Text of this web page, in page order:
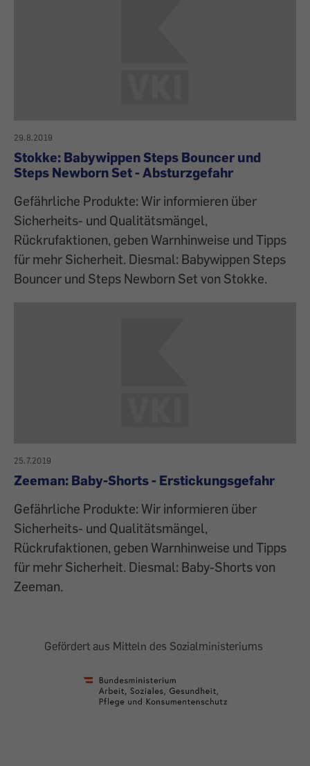
29.8.2019
Stokke: Babywippen Steps Bouncer und
Steps Newborn Set - Absturzgefahr
Gefährliche Produkte: Wir informieren über
Sicherheits- und Qualitätsmängel,
Rückrufaktionen, geben Warnhinweise und Tipps
für mehr Sicherheit. Diesmal: Babywippen Steps
Bouncer und Steps Newborn Set von Stokke.
25.7.2019
Zeeman: Baby-Shorts - Erstickungsgefahr
Gefährliche Produkte: Wir informieren über
Sicherheits- und Qualitätsmängel,
Rückrufaktionen, geben Warnhinweise und Tipps
für mehr Sicherheit. Diesmal: Baby-Shorts von
Zeeman.
Gefördert aus Mitteln des Sozialministeriums